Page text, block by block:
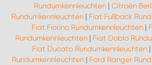
Rundumkennleuchten | Citroën
Rundumkennleuchten | Fiat Fullback
Fiat Fiorino Rundumkennleuchten |
Rundumkennleuchten| Fiat Doblo
Fiat Ducato Rundumkennleuchten|
Rundumkennleuchten| Ford Ranger